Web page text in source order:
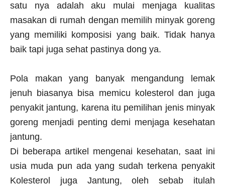
satu nya adalah aku mulai menjaga kualitas
masakan di rumah dengan memilih minyak goreng
yang memiliki komposisi yang baik. Tidak hanya
baik tapi juga sehat pastinya dong ya.
Pola makan yang banyak mengandung lemak
jenuh biasanya bisa memicu kolesterol dan juga
penyakit jantung, karena itu pemilihan jenis minyak
goreng menjadi penting demi menjaga kesehatan
jantung.
Di beberapa artikel mengenai kesehatan, saat ini
usia muda pun ada yang sudah terkena penyakit
Kolesterol juga Jantung, oleh sebab itulah